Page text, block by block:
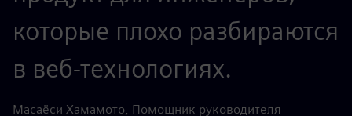
которые плохо разбираются
в веб-технологиях.
Масаёси Хамамото, Помощник руководителя